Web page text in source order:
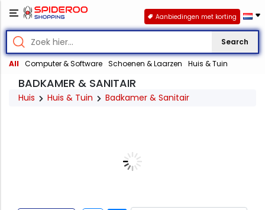
Search
All Computer & Software Schoenen & Laarzen Huis & Tuin
Aanbiedingen met korting
BADKAMER & SANITAIR
Huis Huis & Tuin Badkamer & Sanitair